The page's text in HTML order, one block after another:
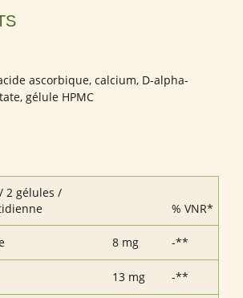
ascorbique, calcium, D-alpha-
gélule HPMC
2 gélules /
% VNR*
8 mg -**
13 mg -**